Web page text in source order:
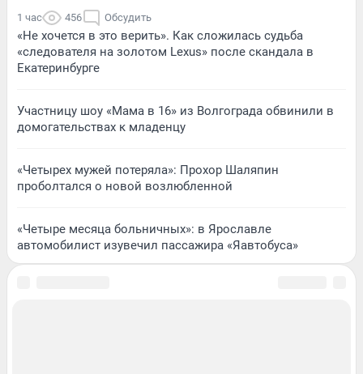
1 час 456 Обсудить
«Не хочется в это верить». Как сложилась судьба
«следователя на золотом Lexus» после скандала в
Екатеринбурге
Участницу шоу «Мама в 16» из Волгограда обвинили в
домогательствах к младенцу
«Четырех мужей потеряла»: Прохор Шаляпин
проболтался о новой возлюбленной
«Четыре месяца больничных»: в Ярославле
автомобилист изувечил пассажира «Яавтобуса»